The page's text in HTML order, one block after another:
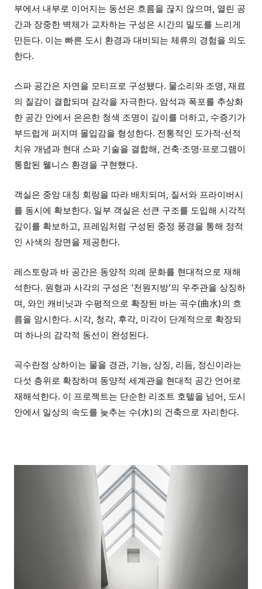
부에서 내부로 이어지는 동선은 흐름을 끊지 않으며, 열린 공
간과 장중한 벽체가 교차하는 구성은 시간의 밀도를 느리게
만든다. 이는 빠른 도시 환경과 대비되는 체류의 경험을 의도
한다.
스파 공간은 자연을 모티프로 구성됐다. 물소리와 조명, 재료
의 질감이 결합되며 감각을 자극한다. 암석과 폭포를 추상화
한 공간 안에서 은은한 청색 조명이 깊이를 더하고, 수증기가
부드럽게 퍼지며 몰입감을 형성한다. 전통적인 도가적·선적
치유 개념과 현대 스파 기술을 결합해, 건축·조명·프로그램이
통합된 웰니스 환경을 구현했다.
객실은 중앙 대칭 회랑을 따라 배치되며, 질서와 프라이버시
를 동시에 확보한다. 일부 객실은 선큰 구조를 도입해 시각적
깊이를 확보하고, 프레임처럼 구성된 중정 풍경을 통해 정적
인 사색의 장면을 제공한다.
레스토랑과 바 공간은 동양적 의례 문화를 현대적으로 재해
석한다. 원형과 사각의 구성은 ‘천원지방’의 우주관을 상징하
며, 와인 캐비닛과 수평적으로 확장된 바는 곡수(曲水)의 흐
름을 암시한다. 시각, 청각, 후각, 미각이 단계적으로 확장되
며 하나의 감각적 동선이 완성된다.
곡수란정 상하이는 물을 경관, 기능, 상징, 리듬, 정신이라는
다섯 층위로 확장하며 동양적 세계관을 현대적 공간 언어로
재해석한다. 이 프로젝트는 단순한 리조트 호텔을 넘어, 도시
안에서 일상의 속도를 늦추는 수(水)의 건축으로 자리한다.